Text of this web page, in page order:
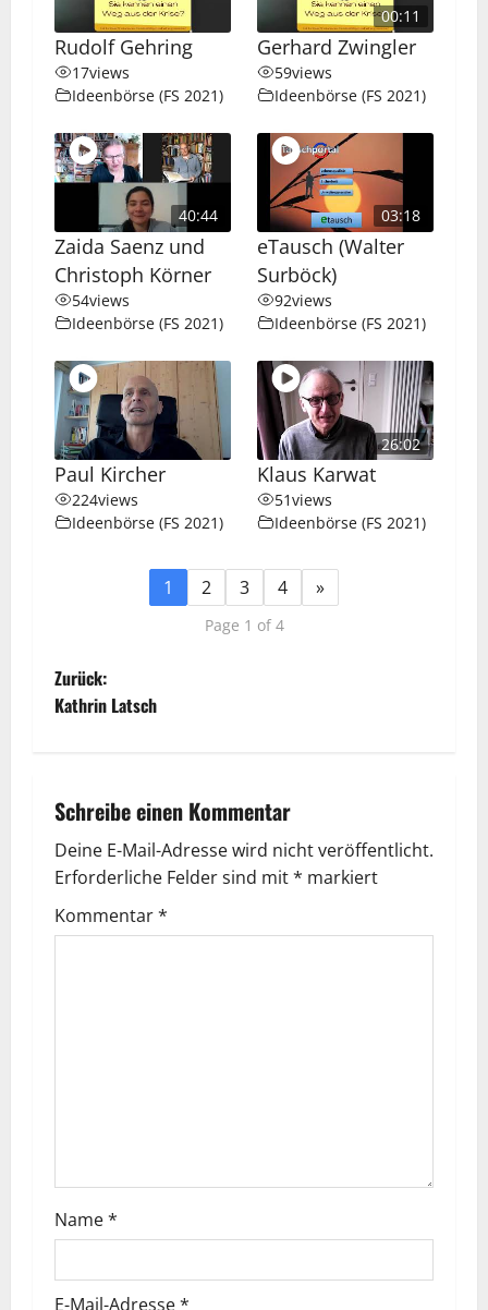
Rudolf Gehring
17views
Ideenbörse (FS 2021)
00:11
Gerhard Zwingler
59views
Ideenbörse (FS 2021)
40:44
Zaida Saenz und
Christoph Körner
54views
Ideenbörse (FS 2021)
03:18
eTausch (Walter
Surböck)
92views
Ideenbörse (FS 2021)
Paul Kircher
224views
Ideenbörse (FS 2021)
26:02
Klaus Karwat
51views
Ideenbörse (FS 2021)
1 2 3 4 »
Page 1 of 4
B
t
r
a
i
g
a
Zurück:
Kathrin Latsch
Schreibe einen Kommentar
Deine E-Mail-Adresse wird nicht veröffentlicht.
Erforderliche Felder sind mit* markiert
Kommentar*
Name*
E-Mail-Adresse*